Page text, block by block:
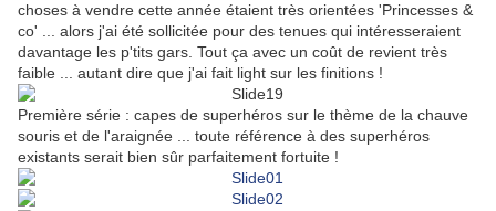
choses à vendre cette année étaient très orientées 'Princesses &
co' ... alors j'ai été sollicitée pour des tenues qui intéresseraient
davantage les p'tits gars. Tout ça avec un coût de revient très
faible ... autant dire que j'ai fait light sur les finitions !
Première série : capes de superhéros sur le thème de la chauve
souris et de l'araignée ... toute référence à des superhéros
existants serait bien sûr parfaitement fortuite !